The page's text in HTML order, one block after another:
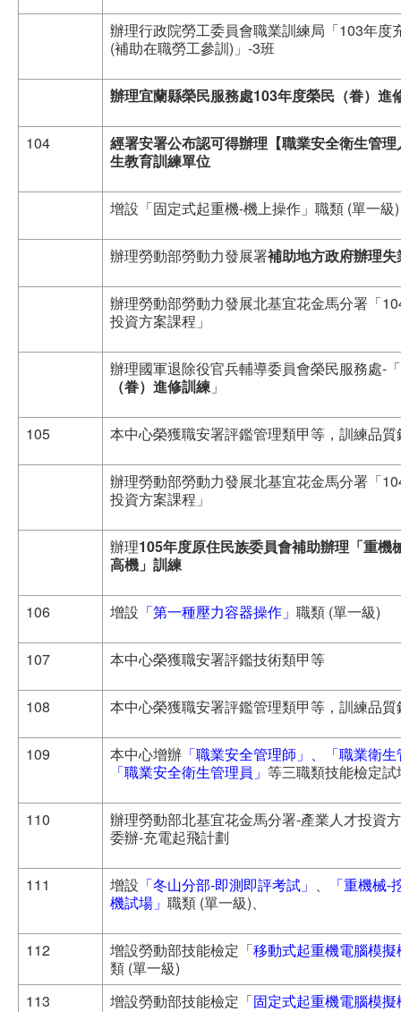
辦理行政院勞工委員會職業訓練局「103年度
(補助在職勞工參訓)」-3班
辦理宜蘭縣榮民服務處103年度榮民（眷）進
104
經署安署公布認可得辦理【職業安全衛生管
生教育訓練單位
增設「固定式起重機-機上操作」職類 (單一級)
辦理勞動部勞動力發展署補助地方政府辦理
辦理勞動部勞動力發展北基宜花金馬分署「
投資方案課程」
辦理國軍退除役官兵輔導委員會榮民服務處-
（眷）進修訓練」
105 本中心榮獲職安署評鑑管理類甲等，訓練品質
辦理勞動部勞動力發展北基宜花金馬分署「
投資方案課程」
辦理105年度原住民族委員會補助辦理「重機
高機」訓練
106 增設 「第一種壓力容器操作」 職類 (單一級)
107 本中心榮獲職安署評鑑技術類甲等
108 本中心榮獲職安署評鑑管理類甲等，訓練品質
109 本中心增辦 「職業安全管理師」、「職業衛
「職業安全衛生管理員」 等三職類技能檢定試
110
辦理勞動部北基宜花金馬分署-產業人才投資
委辦-充電起飛計劃
111 增設 「冬山分部-即測即評考試」 、
「重機械
機試場」 職類 (單一級)、
112 增設勞動部技能檢定「移動式起重機電腦模
類 (單一級)
113
增設勞動部技能檢定「固定式起重機電腦模